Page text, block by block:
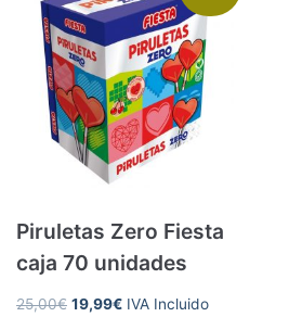
Piruletas Zero Fiesta
caja 70 unidades
25,00€ El
19,99€ElIVA Incluido